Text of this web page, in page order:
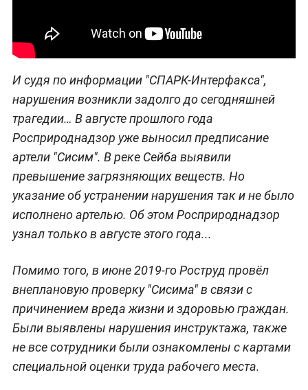
И судя по информации "СПАРК-Интерфакса",
нарушения возникли задолго до сегодняшней
трагедии… В августе прошлого года
Росприроднадзор уже выносил предписание
артели "Сисим". В реке Сейба выявили
превышение загрязняющих веществ. Но
указание об устранении нарушения так и не было
исполнено артелью. Об этом Росприроднадзор
узнал только в августе этого года...
Помимо того, в июне 2019-го Роструд провёл
внеплановую проверку "Сисима" в связи с
причинением вреда жизни и здоровью граждан.
Были выявлены нарушения инструктажа, также
не все сотрудники были ознакомлены с картами
специальной оценки труда рабочего места.